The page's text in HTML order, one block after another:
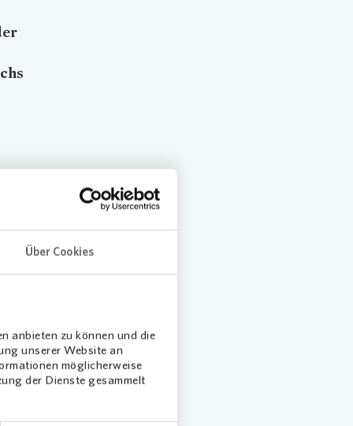
Über Cookies
anbieten zu können und die
unserer Website an
möglicherweise
der Dienste gesammelt
im